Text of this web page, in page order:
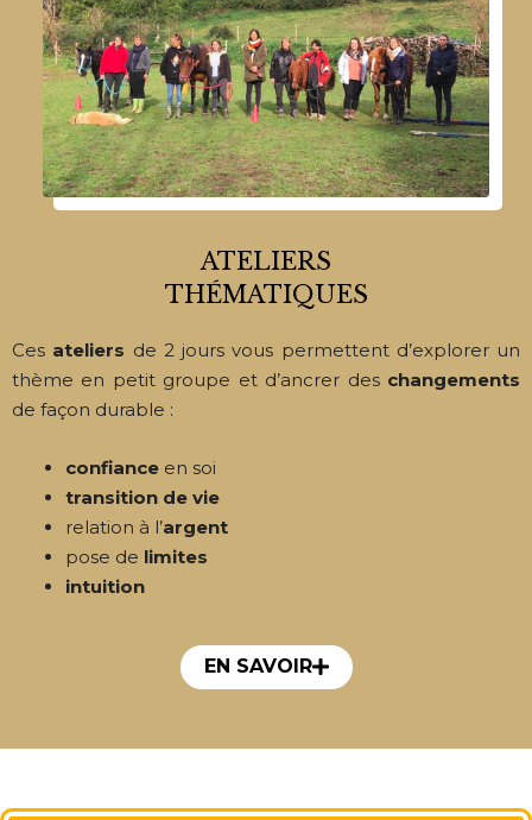
ATELIERS
THÉMATIQUES
Ces ateliers de 2 jours vous permettent d’explorer un
thème en petit groupe et d’ancrer des changements
de façon durable :
confiance en soi
transition de vie
relation à l’argent
pose de limites
intuition
EN SAVOIR